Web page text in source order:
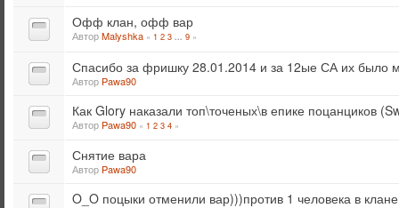
Офф клан, офф вар
АвторMalyshka « 1 2 3 ... 9 »
Спасибо за фришку 28.01.2014 и за 12ые СА их было
Автор Pawa90
Как Glory наказали топ\точеных\в епике поцанциков
Автор Pawa90 « 1 2 3 4 »
Снятие вара
Автор Pawa90
O_O поцыки отменили вар)))против 1 человека в